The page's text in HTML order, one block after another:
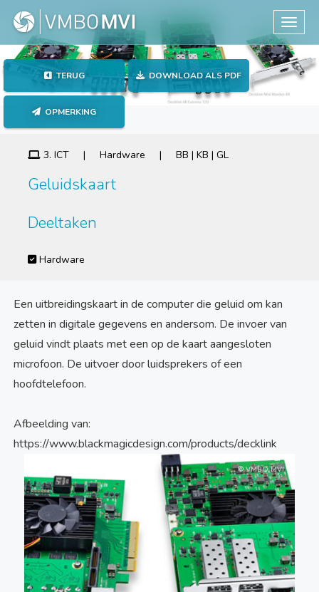
TERUG DOWNLOAD ALS PDF
OPMERKING
3. ICT | Hardware | BB | KB | GL
Geluidskaart
Deeltaken
Hardware
Een uitbreidingskaart in de computer die geluid om kan
zetten in digitale gegevens en andersom. De invoer van
geluid vindt plaats met een op de kaart aangesloten
microfoon. De uitvoer door luidsprekers of een
hoofdtelefoon.
Afbeelding van:
https://www.blackmagicdesign.com/products/decklink
© VMBO MVI